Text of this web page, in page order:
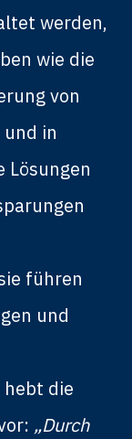
werden,
wie die
von
in
Lösungen
führen
und
hebt die
„Durch